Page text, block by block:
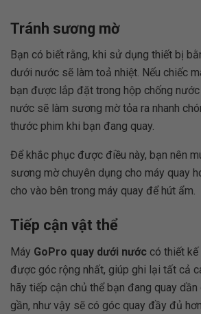
Tránh sương mờ
Bạn có biết rằng, khi sử dụng thiết bị
dưới nước sẽ làm toả nhiệt. Nếu chiếc
bạn được lắp đặt trong hộp chống
nước sẽ làm sương mờ tỏa ra nhanh
thước phim khi bạn đang quay.
Để khắc phục được điều này, bạn nên
sương mờ chuyên dụng cho máy quay
cho vào bên trong máy quay để hút ẩm.
Tiếp cận vật thể
Máy GoPro quay dưới nước có thiết kế
được góc rộng nhất, giúp ghi lại tất cả
hãy tiếp cận chủ thể bạn đang quay
gần, như vậy sẽ có góc quay đầy đủ